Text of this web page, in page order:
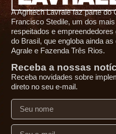
A Agritech Lavrale faz parte do
Francisco Stedile, um dos
respeitados e empreendedores
do Brasil, que engloba ainda
Agrale e Fazenda Três Rios.
Receba a nossas
Receba novidades sobre
direto no seu e-mail.